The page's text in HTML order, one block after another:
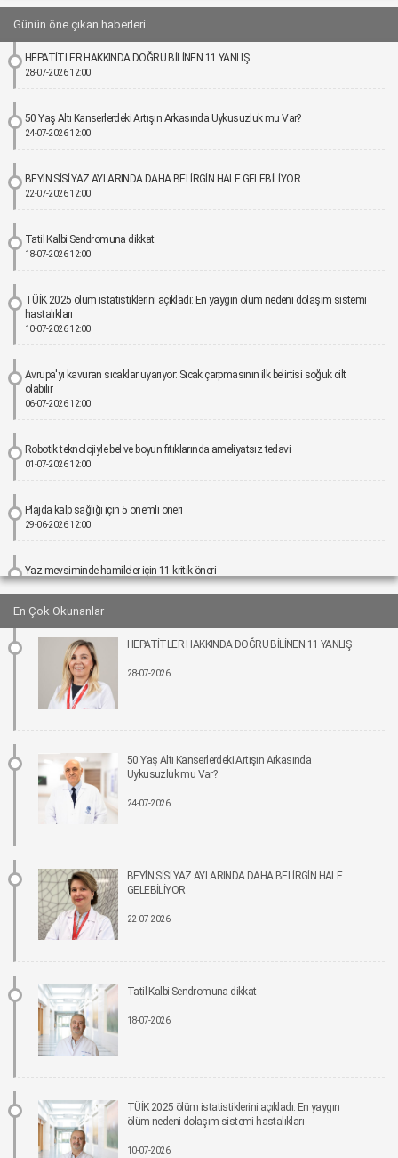
Günün öne çıkan haberleri
HEPATİTLER HAKKINDA DOĞRU BİLİNEN 11 YANLIŞ
28-07-2026 12:00
50 Yaş Altı Kanserlerdeki Artışın Arkasında Uykusuzluk mu Var?
24-07-2026 12:00
BEYİN SİSİ YAZ AYLARINDA DAHA BELİRGİN HALE GELEBİLİYOR
22-07-2026 12:00
Tatil Kalbi Sendromuna dikkat
18-07-2026 12:00
TÜİK 2025 ölüm istatistiklerini açıkladı: En yaygın ölüm nedeni dolaşım sistemi
hastalıkları
10-07-2026 12:00
Avrupa'yı kavuran sıcaklar uyarıyor: Sıcak çarpmasının ilk belirtisi soğuk cilt
olabilir
06-07-2026 12:00
Robotik teknolojiyle bel ve boyun fıtıklarında ameliyatsız tedavi
01-07-2026 12:00
Plajda kalp sağlığı için 5 önemli öneri
29-06-2026 12:00
Yaz mevsiminde hamileler için 11 kritik öneri
25-06-2026 12:00
Kız çocuklarında idrar yolu enfeksiyonu riski 4 kata kadar artabiliyor
24-06-2026 12:00
Bel Ağrıları Basit Önlemlerle Kontrol Altına Alınabilir
17-06-2026 12:00
Tıpta Yeni Dönemin Adı: Eş Zamanlı Kombine Cerrahiler
16-06-2026 12:00
İmplant tedavisinde aynı gün yeni diş mümkün
15-06-2026 12:00
Parkinson riskinde çevresel faktörler öne çıkıyor!
15-06-2026 12:00
Fonksiyonel Tıp Hastalığın Değil, Nedenin Peşine Düşüyor
Sigara Kullanım ve Bırakma Davranışları Akademisi Ulusal Tütün Kontrolü
Kongresi’nde Yer Aldı
10-06-2026 12:00
Pankreas kanserinde umut veren gelişme: Yeni tedavi, yaşam süresini yaklaşık iki
En Çok Okunanlar
HEPATİTLER HAKKINDA DOĞRU BİLİNEN 11 YANLIŞ
28-07-2026
50 Yaş Altı Kanserlerdeki Artışın Arkasında
Uykusuzluk mu Var?
24-07-2026
BEYİN SİSİ YAZ AYLARINDA DAHA BELİRGİN HALE
GELEBİLİYOR
22-07-2026
Tatil Kalbi Sendromuna dikkat
18-07-2026
TÜİK 2025 ölüm istatistiklerini açıkladı: En yaygın
ölüm nedeni dolaşım sistemi hastalıkları
10-07-2026